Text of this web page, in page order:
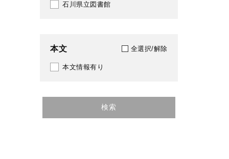
2000
2002
2003
石川県立図書館
本文 全選択/解除
本文情報有り
検索